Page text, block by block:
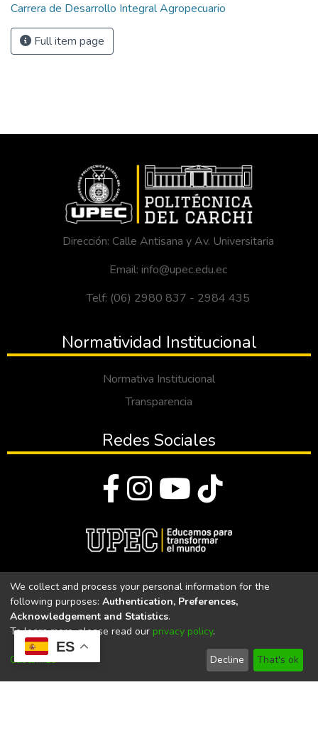
ES
Carrera de Desarrollo Integral Agropecuario
Full item page
Dirección: Calle Antisana y Av. Universitaria
Email: info@upec.edu.ec
Telf: (06) 2980 837 - 2984 435
Normatividad Institucional
Normativa Institucional
Transparencia
Redes Sociales
Universidad Politécnica Estatal del Carchi
Universidad Politécnica Estatal del Carchi | Acreditada por el
CACES Resolución N°. 160-SE-33-CACES-2020
We collect and process your personal information for the
following purposes: Authentication, Preferences,
Acknowledgement and Statistics.
To learn more, please read our privacy policy.
Customize Decline That's ok